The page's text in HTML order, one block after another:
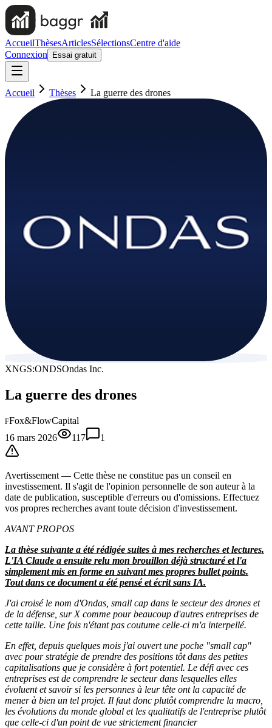
AccueilThèsesArticlesSélectionsCentre d'aide
Connexion
Essai gratuit
Accueil Thèses La guerre des drones
XNGS:ONDSOndas Inc.
La guerre des drones
FFox&FlowCapital
16 mars 2026
117 1
Avertissement — Cette thèse ne constitue pas un conseil en
investissement. Il s'agit de l'opinion personnelle de son auteur à la
date de publication, susceptible d'erreurs ou d'omissions. Effectuez
vos propres recherches avant toute décision d'investissement.
AVANT PROPOS
La thèse suivante a été rédigée suites à mes recherches et lectures.
L'IA Claude a ensuite relu mon brouillon déjà structuré et l'a
simplement mis en forme en suivant mes propres bullet points.
Tout dans ce document a été pensé et écrit sans IA.
J'ai croisé le nom d'Ondas, small cap dans le secteur des drones et
de la défense, sur X comme pour beaucoup d'autres entreprises de
cette taille. Une fois n'étant pas coutume celle-ci m'a interpellé.
En effet, depuis quelques mois j'ai ouvert une poche "small cap"
avec pour stratégie de prendre des positions tôt dans des petites
capitalisations que je considère à fort potentiel. Le défi avec ces
entreprises est de comprendre le secteur dans lesquelles elles
évoluent et savoir si les personnes à leur tête ont la capacité de
mener à bien un tel projet. Il faut donc plutôt comprendre la macro,
les évolutions du monde global et les qualitatifs de l'entreprise plutôt
que celle-ci d'un point de vue strictement financier